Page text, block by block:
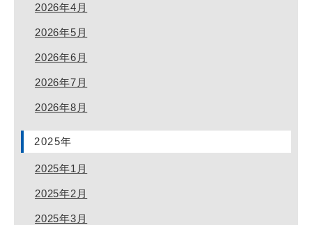
2026年4月
2026年5月
2026年6月
2026年7月
2026年8月
2025年
2025年1月
2025年2月
2025年3月